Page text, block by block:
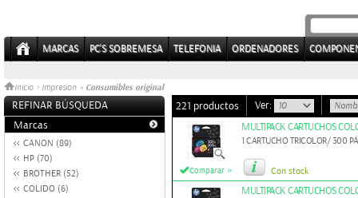
MARCAS PC'S SOBREMESA TELEFONIA ORDENADORES
Inicio > Impresion » Consumibles original
REFINAR BÚSQUEDA
Marcas
CANON (89)
HP (70)
BROTHER (52)
COLIDO (6)
221 productos Ver:
Comparar »
MULTIPACK CARTUCHOS
1 CARTUCHO TRICOLOR/ 300
Con stock
MULTIPACK CARTUCHOS